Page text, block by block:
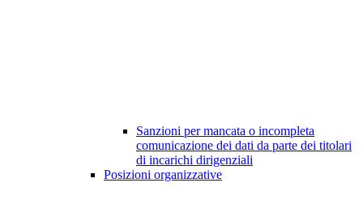
Sanzioni per mancata o incompleta
comunicazione dei dati da parte dei titolari
di incarichi dirigenziali
Posizioni organizzative